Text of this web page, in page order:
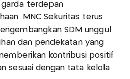
garda terdepan
MNC Sekuritas terus
SDM unggul
dan pendekatan yang
kontribusi positif
sesuai dengan tata kelola